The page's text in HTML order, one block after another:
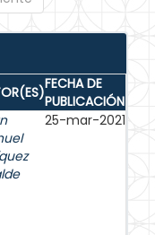
FECHA DE
PUBLICACIÓN
25-mar-2021